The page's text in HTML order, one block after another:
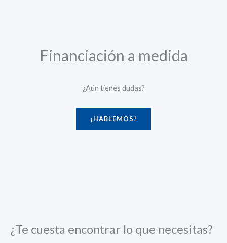
Financiación a medida
¿Aún tienes dudas?
¡HABLEMOS!
¿Te cuesta encontrar lo que necesitas?